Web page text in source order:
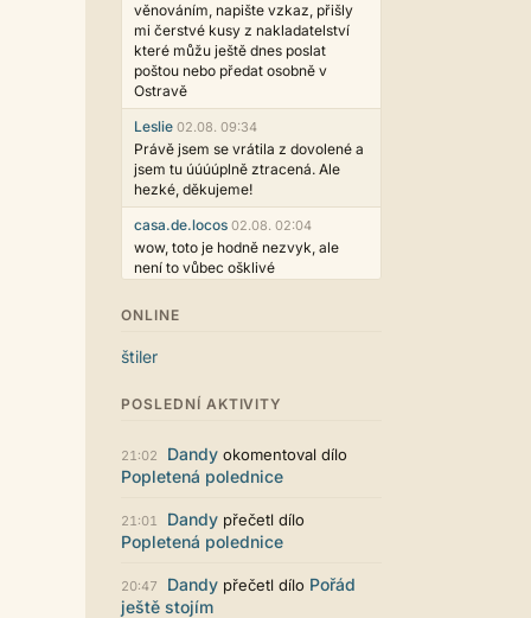
věnováním, napište vzkaz, přišly
mi čerstvé kusy z nakladatelství
které můžu ještě dnes poslat
poštou nebo předat osobně v
Ostravě
Leslie 02.08. 09:34
Právě jsem se vrátila z dovolené a
jsem tu úúúúplně ztracená. Ale
hezké, děkujeme!
casa.de.locos 02.08. 02:04
wow, toto je hodně nezvyk, ale
není to vůbec ošklivé
Už i počet přečtení jde vidět,
reklama co zasahovala do chatu je
myslím také už v pořádku,
Líbí se mi tmavá varianta nového
vzhledu. Na některých místech
jsou sice mezi prvky příliš velké
určitě to půjde upravit místním
stylem... Celkově je styl dobře
puero 29.07. 11:53
ONLINE
štiler
POSLEDNÍ AKTIVITY
21:02 Dandy okomentoval dílo
Popletená polednice
21:01 Dandy přečetl dílo
Popletená polednice
20:47 Dandy přečetl dílo Pořád
ještě stojím